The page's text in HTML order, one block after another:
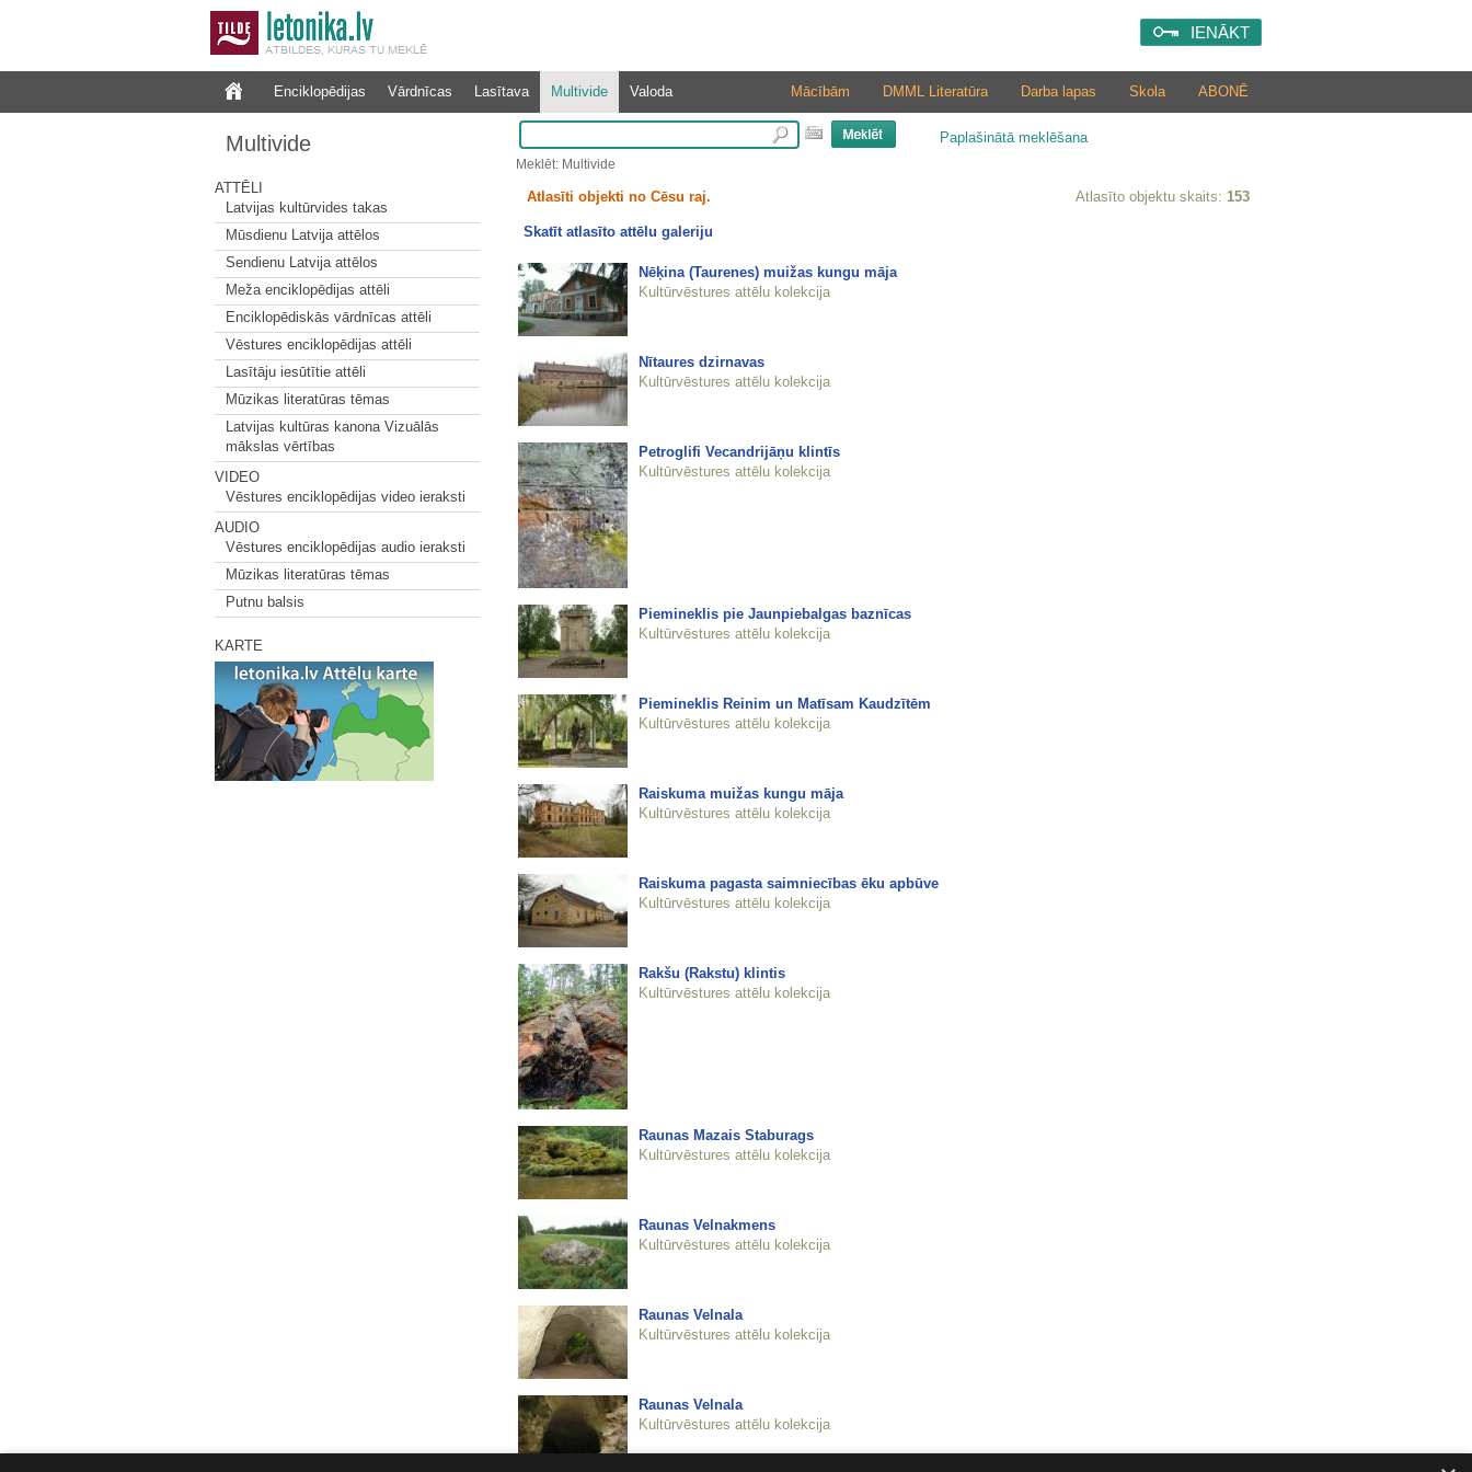
IENĀKT
Enciklopēdijas Vārdnīcas Lasītava Multivide Valoda ABONĒ
Skola
Darba lapas
DMML Literatūra
Mācībām
Multivide
ATTĒLI
Latvijas kultūrvides takas
Mūsdienu Latvija attēlos
Sendienu Latvija attēlos
Meža enciklopēdijas attēli
Enciklopēdiskās vārdnīcas attēli
Vēstures enciklopēdijas attēli
Lasītāju iesūtītie attēli
Mūzikas literatūras tēmas
Latvijas kultūras kanona Vizuālās
mākslas vērtības
VIDEO
Vēstures enciklopēdijas video ieraksti
AUDIO
Vēstures enciklopēdijas audio ieraksti
Mūzikas literatūras tēmas
Putnu balsis
KARTE
Paplašinātā meklēšana
Meklēt: Multivide
Atlasīti objekti no Cēsu raj. Atlasīto objektu skaits: 153
Skatīt atlasīto attēlu galeriju
Nēķina (Taurenes) muižas kungu māja
Kultūrvēstures attēlu kolekcija
Nītaures dzirnavas
Kultūrvēstures attēlu kolekcija
Petroglifi Vecandrijāņu klintīs
Kultūrvēstures attēlu kolekcija
Piemineklis pie Jaunpiebalgas baznīcas
Kultūrvēstures attēlu kolekcija
Piemineklis Reinim un Matīsam Kaudzītēm
Kultūrvēstures attēlu kolekcija
Raiskuma muižas kungu māja
Kultūrvēstures attēlu kolekcija
Raiskuma pagasta saimniecības ēku apbūve
Kultūrvēstures attēlu kolekcija
Rakšu (Rakstu) klintis
Kultūrvēstures attēlu kolekcija
Raunas Mazais Staburags
Kultūrvēstures attēlu kolekcija
Raunas Velnakmens
Kultūrvēstures attēlu kolekcija
Raunas Velnala
Kultūrvēstures attēlu kolekcija
Raunas Velnala
Kultūrvēstures attēlu kolekcija